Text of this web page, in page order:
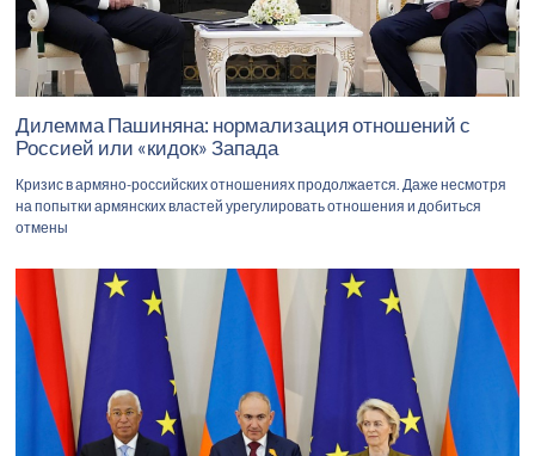
Дилемма Пашиняна: нормализация отношений с
Россией или «кидок» Запада
Кризис в армяно-российских отношениях продолжается. Даже несмотря
на попытки армянских властей урегулировать отношения и добиться
отмены